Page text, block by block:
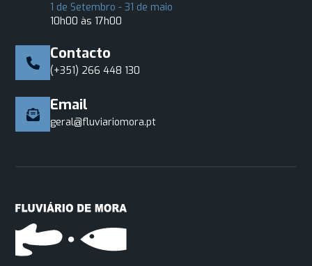
1 de Setembro - 31 de maio
10h00 às 17h00
Contacto
(+351) 266 448 130
Email
geral@fluviariomora.pt